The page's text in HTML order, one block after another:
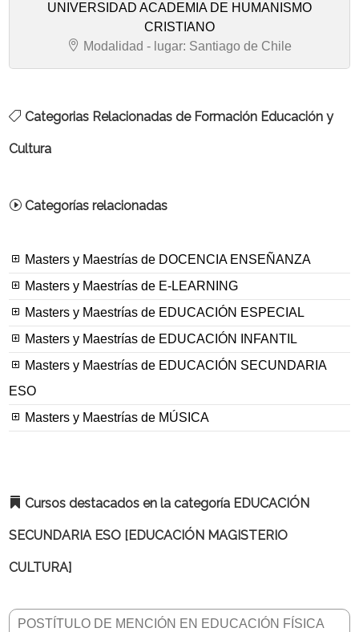
UNIVERSIDAD ACADEMIA DE HUMANISMO
CRISTIANO
Modalidad - lugar: Santiago de Chile
Categorias Relacionadas de Formación Educación y
Cultura
Categorías relacionadas
Masters y Maestrías de DOCENCIA ENSEÑANZA
Masters y Maestrías de E-LEARNING
Masters y Maestrías de EDUCACIÓN ESPECIAL
Masters y Maestrías de EDUCACIÓN INFANTIL
Masters y Maestrías de EDUCACIÓN SECUNDARIA
ESO
Masters y Maestrías de MÚSICA
Cursos destacados en la categoría EDUCACIÓN
SECUNDARIA ESO [EDUCACIÓN MAGISTERIO
CULTURA]
POSTÍTULO DE MENCIÓN EN EDUCACIÓN FÍSICA